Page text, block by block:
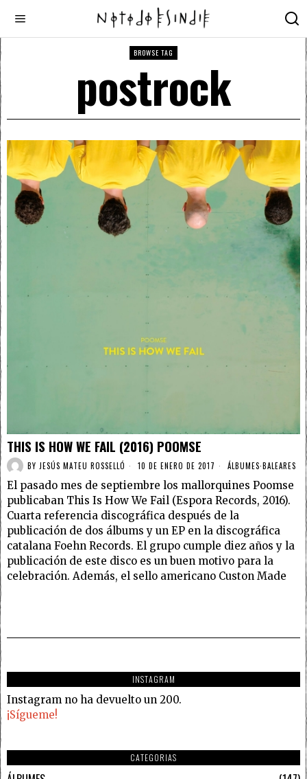
BROWSE TAG
postrock
THIS IS HOW WE FAIL (2016) POOMSE
BY JESÚS MATEU ROSSELLÓ 10 DE ENERO DE 2017 ÁLBUMES·BALEARES
El pasado mes de septiembre los mallorquines Poomse
publicaban This Is How We Fail (Espora Records, 2016).
Cuarta referencia discográfica después de la
publicación de dos álbums y un EP en la discográfica
catalana Foehn Records. El grupo cumple diez años y la
publicación de este disco es un buen motivo para la
celebración. Además, el sello americano Custon Made
INSTAGRAM
Instagram no ha devuelto un 200.
¡Sígueme!
CATEGORIAS